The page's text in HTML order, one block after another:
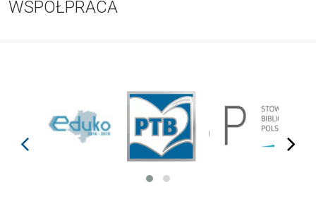
WSPÓŁPRACA
prev next